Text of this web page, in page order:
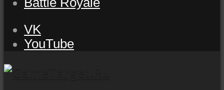
VK
YouTube